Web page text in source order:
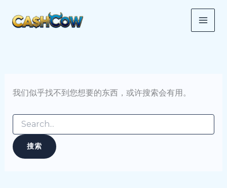
我们似乎找不到您想要的东西，或许搜索会有用。
索：